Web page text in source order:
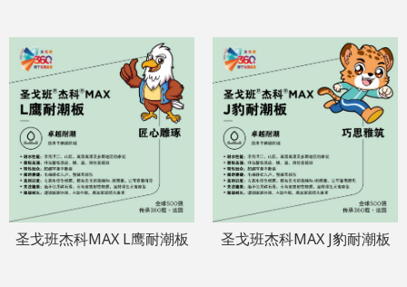
圣戈班杰科MAX L鹰耐潮板 圣戈班杰科MAX J豹耐潮板